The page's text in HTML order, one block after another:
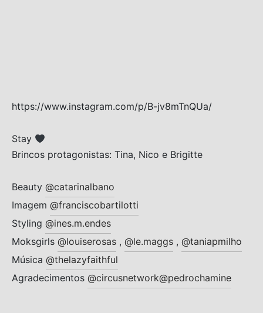
https://www.instagram.com/p/B-jv8mTnQUa/
Stay
Brincos protagonistas: Tina, Nico e Brigitte
Beauty @catarinalbano
Imagem @franciscobartilotti
Styling @ines.m.endes
Moksgirls @louiserosas , @le.maggs , @taniapmilho
Música @thelazyfaithful
Agradecimentos @circusnetwork@pedrochamine
Rebuliços